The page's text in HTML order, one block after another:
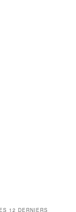
12 DERNIERS